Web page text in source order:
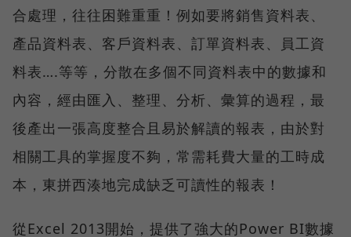
合處理，往往困難重重！例如要將銷售資料表、
產品資料表、客戶資料表、訂單資料表、員工資
料表….等等，分散在多個不同資料表中的數據和
內容，經由匯入、整理、分析、彙算的過程，最
後產出一張高度整合且易於解讀的報表，由於對
相關工具的掌握度不夠，常需耗費大量的工時成
本，東拼西湊地完成缺乏可讀性的報表！
從Excel 2013開始，提供了強大的Power BI數據